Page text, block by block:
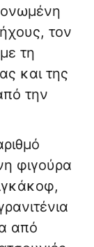
τον
τη
και της
την
φιγούρα
από